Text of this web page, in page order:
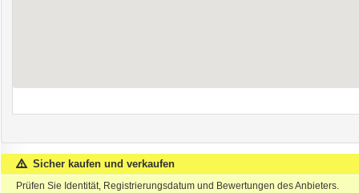
Sicher kaufen und verkaufen
Prüfen Sie Identität, Registrierungsdatum und Bewertungen des Anbieters.